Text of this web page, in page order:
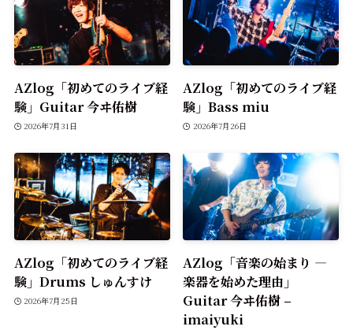
AZlog「初めてのライブ経
験」Guitar 今ヰ佑樹
2026年7月31日
AZlog「初めてのライブ経
験」Bass miu
2026年7月26日
AZlog「初めてのライブ経
験」Drums しゅんすけ
2026年7月25日
AZlog「音楽の始まり —
楽器を始めた理由」
Guitar 今ヰ佑樹 –
imaiyuki